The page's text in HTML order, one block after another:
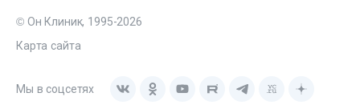
© Он Клиник, 1995-2026
Карта сайта
Мы в соцсетях